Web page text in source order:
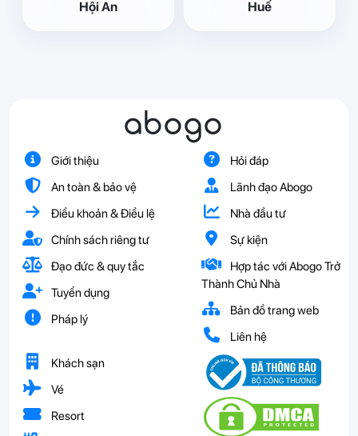
Hội An Huế
abogo
Giới thiệu
An toàn & bảo vệ
Điều khoản & Điều lệ
Chính sách riêng tư
Đạo đức & quy tắc
Tuyển dụng
Pháp lý
Hỏi đáp
Lãnh đạo Abogo
Nhà đầu tư
Sự kiện
Hợp tác với Abogo Trở
Thành Chủ Nhà
Bản đồ trang web
Liên hệ
Khách sạn
Vé
Resort